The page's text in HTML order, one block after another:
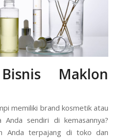
Maklon
memiliki brand kosmetik atau
Anda sendiri di kemasannya?
Anda terpajang di toko dan